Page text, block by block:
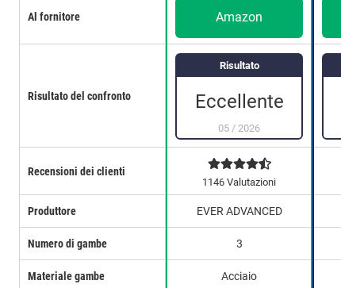
Risultato del confronto
Recensioni dei clienti
Al fornitore
Produttore
Numero di gambe
Materiale gambe
Risultato
Eccellente
05 / 2026
1146 Valutazioni
Amazon
EVER ADVANCED
3
Acciaio